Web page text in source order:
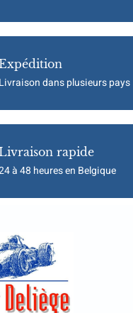
Expédition
Livraison dans plusieurs pays
Livraison rapide
à 48 heures en Belgique